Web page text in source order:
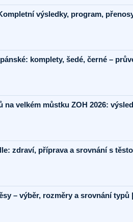
výsledky, program,
komplety, šedé, černé –
na velkém můstku ZOH 2026:
zdraví, příprava a srovnání s
– výběr, rozměry a srovnání typů